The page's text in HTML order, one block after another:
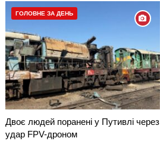
ГОЛОВНЕ ЗА ДЕНЬ
Двоє людей поранені у Путивлі через
удар FPV-дроном